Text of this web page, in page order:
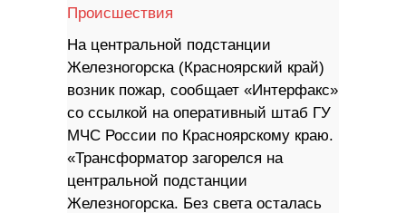
Происшествия
На центральной подстанции
Железногорска (Красноярский край)
возник пожар, сообщает «Интерфакс»
со ссылкой на оперативный штаб ГУ
МЧС России по Красноярскому краю.
«Трансформатор загорелся на
центральной подстанции
Железногорска. Без света осталась